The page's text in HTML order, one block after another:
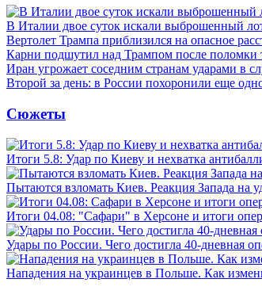
В Италии двое суток искали выброшенный
Вертолет Трампа приблизился на опасное
Карни подшутил над Трампом после поломки
Иран угрожает соседним странам ударами
Второй за день: в России похоронили еще
Сюжеты
Итоги 5.8: Удар по Киеву и нехватка
Пытаются взломать Киев. Реакция Запада на
Итоги 04.08: "Сафари" в Херсоне и итоги
Удары по России. Чего достигла 40-дневная
Нападения на украинцев в Польше. Как